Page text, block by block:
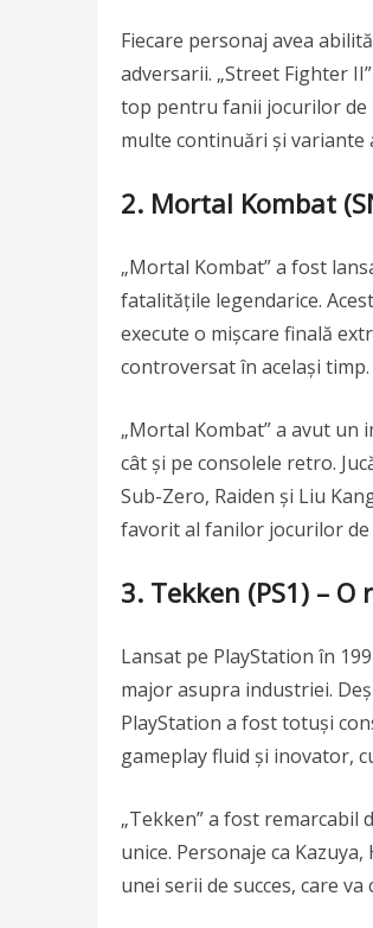
Fiecare personaj avea
adversarii. „Street Fighter
top pentru fanii jocurilor de
multe continuări și variante
2. Mortal Kombat
„Mortal Kombat” a fost
fatalitățile legendarice.
execute o mișcare finală
controversat în același timp.
„Mortal Kombat” a avut un
cât și pe consolele retro.
Sub-Zero, Raiden și Liu
favorit al fanilor jocurilor
3. Tekken (PS1) –
Lansat pe PlayStation în
major asupra industriei.
PlayStation a fost totuși
gameplay fluid și inovator,
„Tekken” a fost
unice. Personaje ca
unei serii de succes, care